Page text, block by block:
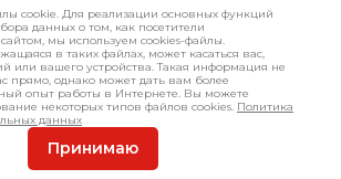
но мощный Torso Electronics T 1
для битмейкеров, электронных
которые ценят скорость,
творчества. Модель доступна в двух
— классическом чёрном и
— чтобы органично вписаться в
cookie. Для реализации основных функций
данных о том, как посетители
мы используем cookies-файлы.
в таких файлах, может касаться вас,
или вашего устройства. Такая информация не
прямо, однако может дать вам более
опыт работы в Интернете. Вы можете
некоторых типов файлов cookies. Политика
данных
Принимаю